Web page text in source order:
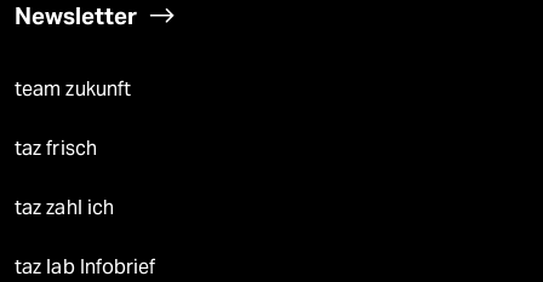
Newsletter
team zukunft
taz frisch
taz zahl ich
taz lab Infobrief